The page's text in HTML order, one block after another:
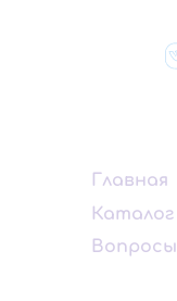
Главная
Каталог
Вопросы